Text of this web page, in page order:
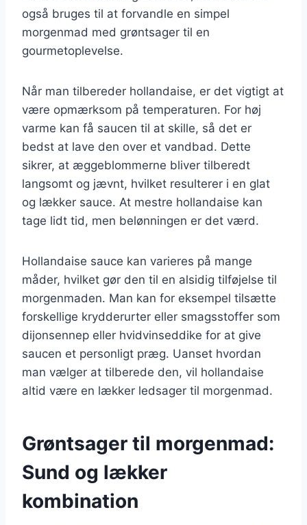
også bruges til at forvandle en simpel
morgenmad med grøntsager til en
gourmetoplevelse.
Når man tilbereder hollandaise, er det vigtigt at
være opmærksom på temperaturen. For høj
varme kan få saucen til at skille, så det er
bedst at lave den over et vandbad. Dette
sikrer, at æggeblommerne bliver tilberedt
langsomt og jævnt, hvilket resulterer i en glat
og lækker sauce. At mestre hollandaise kan
tage lidt tid, men belønningen er det værd.
Hollandaise sauce kan varieres på mange
måder, hvilket gør den til en alsidig tilføjelse til
morgenmaden. Man kan for eksempel tilsætte
forskellige krydderurter eller smagsstoffer som
dijonsennep eller hvidvinseddike for at give
saucen et personligt præg. Uanset hvordan
man vælger at tilberede den, vil hollandaise
altid være en lækker ledsager til morgenmad.
Grøntsager til morgenmad:
Sund og lækker
kombination